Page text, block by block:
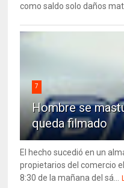
como saldo solo daños
7
Hombre se
queda filmado
El hecho sucedió en un
propietarios del comercio
8:30 de la mañana del sá...